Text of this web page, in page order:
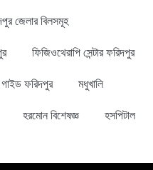
জেলার বিলসমূহ
ফিজিওথেরাপি সেন্টার ফরিদপুর
ফরিদপুর মধুখালি
হরমোন বিশেষজ্ঞ হসপিটাল